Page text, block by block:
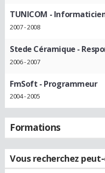
TUNICOM -
2007 - 2008
Stede Céramique -
2006 - 2007
FmSoft - Programmeur
2004 - 2005
Formations
Vous recherchez